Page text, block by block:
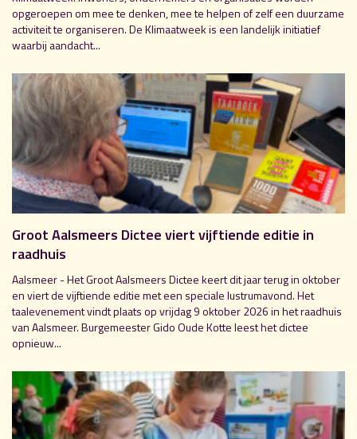
opgeroepen om mee te denken, mee te helpen of zelf een duurzame
activiteit te organiseren. De Klimaatweek is een landelijk initiatief
waarbij aandacht...
Groot Aalsmeers Dictee viert vijftiende editie in
raadhuis
Aalsmeer - Het Groot Aalsmeers Dictee keert dit jaar terug in oktober
en viert de vijftiende editie met een speciale lustrumavond. Het
taalevenement vindt plaats op vrijdag 9 oktober 2026 in het raadhuis
van Aalsmeer. Burgemeester Gido Oude Kotte leest het dictee
opnieuw...